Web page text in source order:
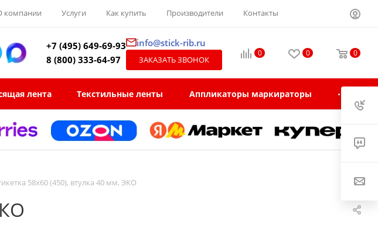
компании Услуги Как купить Производители Контакты
+7 (495) 649-69-93
8 (800) 333-64-97
info@stick-rib.ru
ЗАКАЗАТЬ ЗВОНОК
0 0 0
лента Текстильные ленты Аппликаторы маркираторы
58x60 (450), втулка 40 мм, ЭКО